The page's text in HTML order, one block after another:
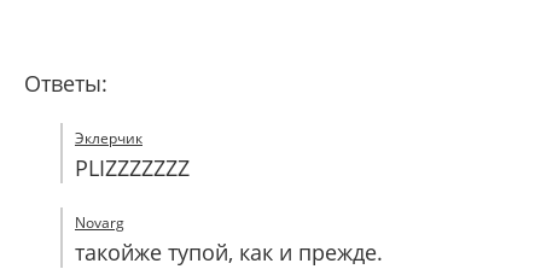
Ответы:
Эклерчик
PLIZZZZZZZ
Novarg
такойже тупой, как и прежде.